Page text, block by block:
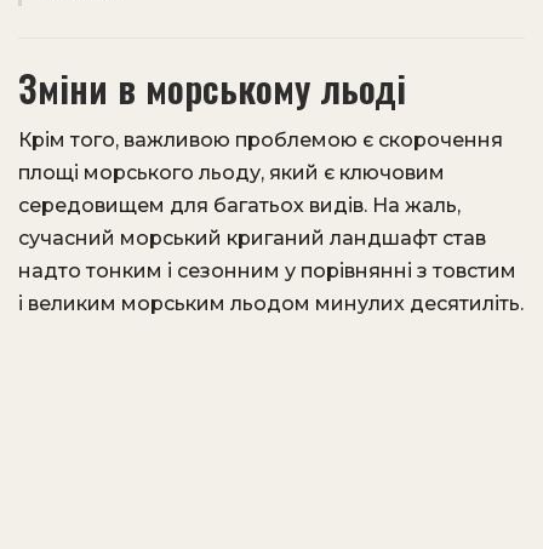
Зміни в морському льоді
Крім того, важливою проблемою є скорочення
площі морського льоду, який є ключовим
середовищем для багатьох видів. На жаль,
сучасний морський криганий ландшафт став
надто тонким і сезонним у порівнянні з товстим
і великим морським льодом минулих десятиліть.